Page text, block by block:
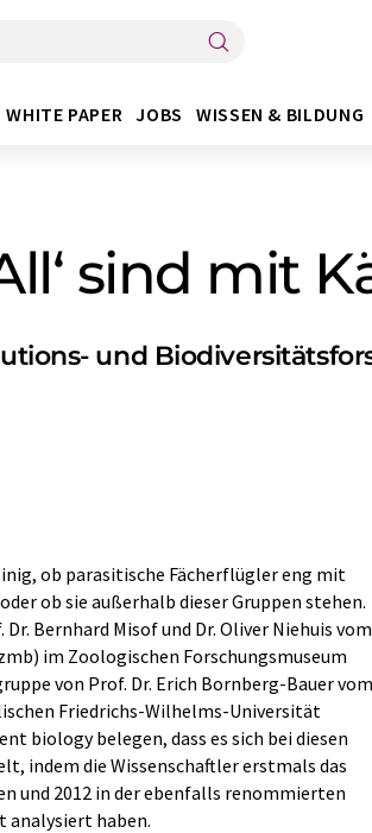
WHITE PAPER JOBS WISSEN & BILDUNG
sind mit
und
ob parasitische Fächerflügler eng mit
ob sie außerhalb dieser Gruppen stehen.
Bernhard Misof und Dr. Oliver Niehuis vom
im Zoologischen Forschungsmuseum
von Prof. Dr. Erich Bornberg-Bauer vom
Friedrichs-Wilhelms-Universität
biology belegen, dass es sich bei diesen
indem die Wissenschaftler erstmals das
und 2012 in der ebenfalls renommierten
analysiert haben.